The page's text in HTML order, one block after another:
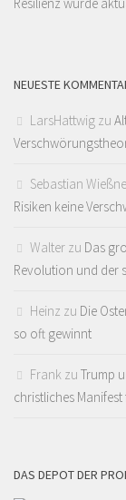
NEUESTE
LarsHattwig zu
Sebastian
Risiken keine
Walter zu Das
Revolution und der
Heinz zu Die
so oft gewinnt
Frank zu Trump
christliches
DAS DEPOT DER